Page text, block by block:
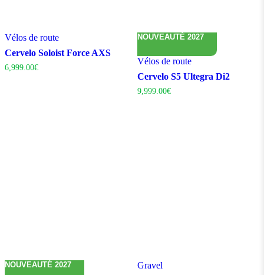
Vélos de route
Cervelo Soloist Force AXS
6,999.00€
NOUVEAUTÉ 2027
Vélos de route
Cervelo S5 Ultegra Di2
9,999.00€
NOUVEAUTÉ 2027
Gravel